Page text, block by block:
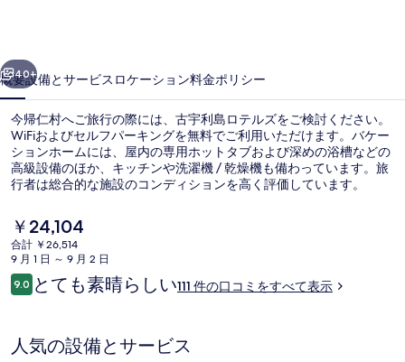
ズ
の
写
真
ギ
ャ
ラ
リ
ー
次へ
40+
概要設備とサービス ロケーション料金ポリシー
今帰仁村へご旅行の際には、古宇利島ロテルズをご検討ください。
WiFiおよびセルフパーキングを無料でご利用いただけます。バケー
ションホームには、屋内の専用ホットタブおよび深めの浴槽などの
高級設備のほか、キッチンや洗濯機 / 乾燥機も備わっています。旅
行者は総合的な施設のコンディションを高く評価しています。
現
在
の
料
金
で
す
￥24,104
合計 ￥26,514
9 月 1 日 ～ 9 月 2 日
口
コ
9.010段階中9.0
とても素晴らしい111 件の口コミをすべて表示
人気の設備とサービス